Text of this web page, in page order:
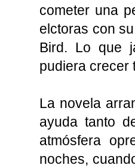
cometer una
elctoras con
Bird. Lo que
pudiera crecer
La novela
ayuda tanto
atmósfera
noches,